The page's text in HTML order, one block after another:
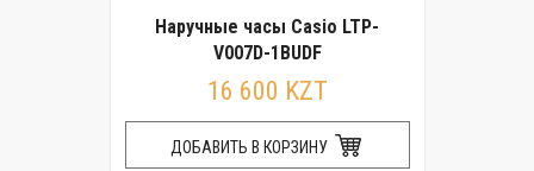
Наручные часы Casio LTP-
V007D-1BUDF
16 600 KZT
ДОБАВИТЬ В КОРЗИНУ